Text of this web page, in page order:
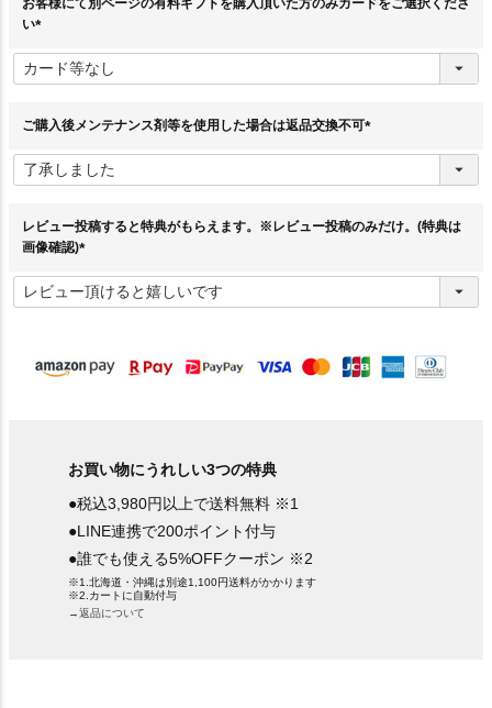
お客様にて別ページの有料ギフトを購入頂いた方のみカードをご選択くださ
い
必
須
ご購入後メンテナンス剤等を使用した場合は返品交換不可
須
レビュー投稿すると特典がもらえます。※レビュー投稿のみだけ。(特典は
画像確認)
必
須
お買い物にうれしい3つの特典
●税込3,980円以上で送料無料 ※1
●LINE連携で200ポイント付与
●誰でも使える5%OFFクーポン ※2
※1.北海道・沖縄は別途1,100円送料がかかります
※2.カートに自動付与
→返品について